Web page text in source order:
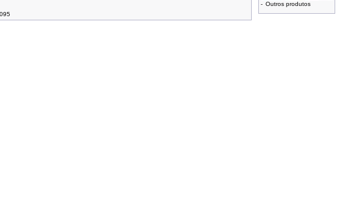
- Outros produtos